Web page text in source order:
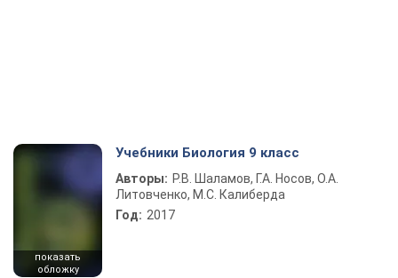
показать
обложку
Учебники Биология 9 класс
Авторы: Р.В. Шаламов, Г.А. Носов, О.А.
Литовченко, М.С. Калиберда
Год: 2017